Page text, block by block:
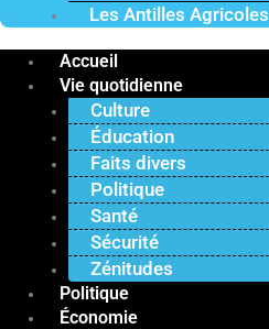
Les Antilles Agricoles
Accueil
Vie quotidienne
Culture
Éducation
Faits divers
Politique
Santé
Sécurité
Zénitudes
Politique
Économie